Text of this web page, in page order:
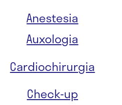
Anestesia
Auxologia
Cardiochirurgia
Check-up